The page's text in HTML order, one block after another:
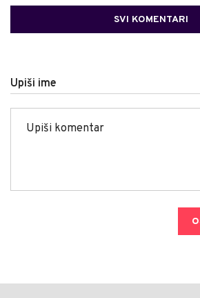
SVI KOMENTARI
Upiši ime